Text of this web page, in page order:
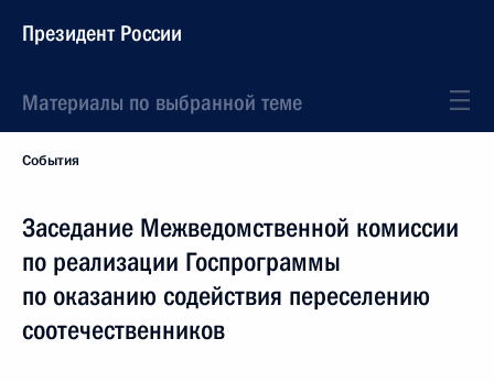
Президент России
Материалы по выбранной теме
События
Заседание Межведомственной комиссии
по реализации Госпрограммы
по оказанию содействия переселению
соотечественников